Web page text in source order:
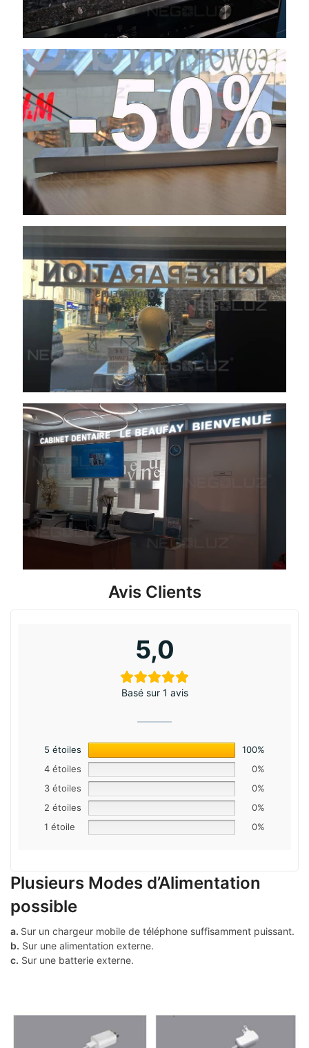
Avis Clients
5,0
Basé sur 1 avis
5 étoiles
100%
4 étoiles
0%
3 étoiles
0%
2 étoiles
0%
1 étoile
0%
Plusieurs Modes d’Alimentation
possible
a. Sur un chargeur mobile de téléphone suffisamment puissant.
b. Sur une alimentation externe.
c. Sur une batterie externe.